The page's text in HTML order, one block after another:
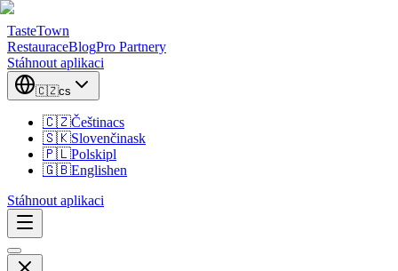
TasteTown
RestauraceBlogPro Partnery
Stáhnout aplikaci
🇨🇿cs
🇨🇿Češtinacs
🇸🇰Slovenčinask
🇵🇱Polskipl
🇬🇧Englishen
Stáhnout aplikaci